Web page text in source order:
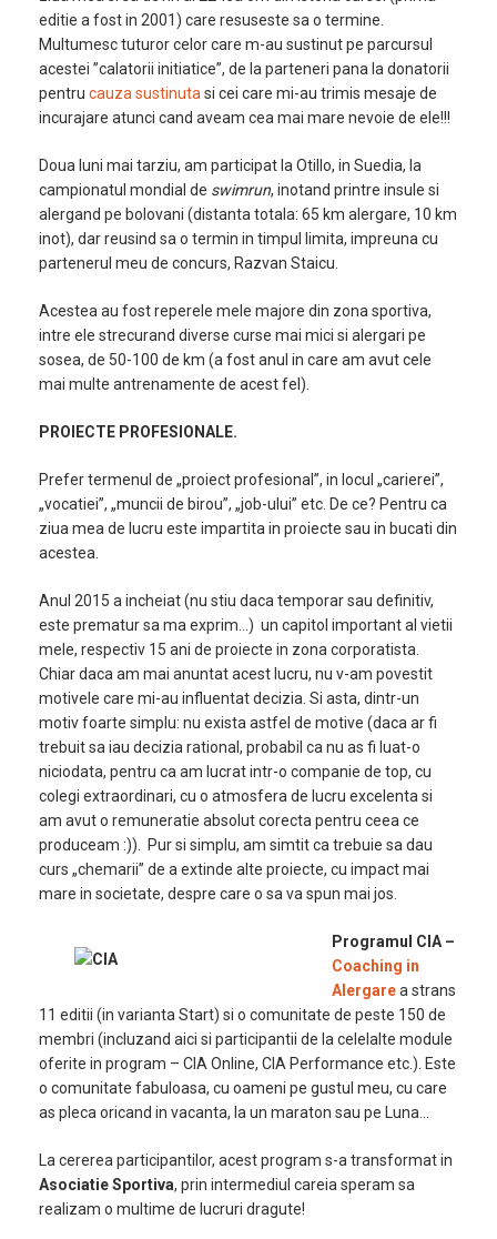
editie a fost in 2001) care resuseste sa o termine.
Multumesc tuturor celor care m-au sustinut pe parcursul
acestei ”calatorii initiatice”, de la parteneri pana la donatorii
pentru cauza sustinuta si cei care mi-au trimis mesaje de
incurajare atunci cand aveam cea mai mare nevoie de ele!!!
Doua luni mai tarziu, am participat la Otillo, in Suedia, la
campionatul mondial de swimrun, inotand printre insule si
alergand pe bolovani (distanta totala: 65 km alergare, 10 km
inot), dar reusind sa o termin in timpul limita, impreuna cu
partenerul meu de concurs, Razvan Staicu.
Acestea au fost reperele mele majore din zona sportiva,
intre ele strecurand diverse curse mai mici si alergari pe
sosea, de 50-100 de km (a fost anul in care am avut cele
mai multe antrenamente de acest fel).
PROIECTE PROFESIONALE.
Prefer termenul de „proiect profesional”, in locul „carierei”,
„vocatiei”, „muncii de birou”, „job-ului” etc. De ce? Pentru ca
ziua mea de lucru este impartita in proiecte sau in bucati din
acestea.
Anul 2015 a incheiat (nu stiu daca temporar sau definitiv,
este prematur sa ma exprim…) un capitol important al vietii
mele, respectiv 15 ani de proiecte in zona corporatista.
Chiar daca am mai anuntat acest lucru, nu v-am povestit
motivele care mi-au influentat decizia. Si asta, dintr-un
motiv foarte simplu: nu exista astfel de motive (daca ar fi
trebuit sa iau decizia rational, probabil ca nu as fi luat-o
niciodata, pentru ca am lucrat intr-o companie de top, cu
colegi extraordinari, cu o atmosfera de lucru excelenta si
am avut o remuneratie absolut corecta pentru ceea ce
produceam :)). Pur si simplu, am simtit ca trebuie sa dau
curs „chemarii” de a extinde alte proiecte, cu impact mai
mare in societate, despre care o sa va spun mai jos.
Programul CIA –
Coaching in
Alergarea strans
11 editii (in varianta Start) si o comunitate de peste 150 de
membri (incluzand aici si participantii de la celelalte module
oferite in program – CIA Online, CIA Performance etc.). Este
o comunitate fabuloasa, cu oameni pe gustul meu, cu care
as pleca oricand in vacanta, la un maraton sau pe Luna…
La cererea participantilor, acest program s-a transformat in
Asociatie Sportiva, prin intermediul careia speram sa
realizam o multime de lucruri dragute!